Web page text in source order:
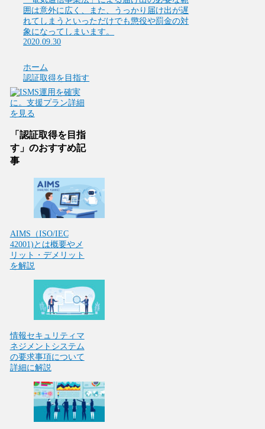
囲は意外に広く、また、うっかり届け出が遅
れてしまうといっただけでも懲役や罰金の対
象になってしまいます。
2020.09.30
ホーム
認証取得を目指す
「認証取得を目指
す」のおすすめ記
事
AIMS（ISO/IEC
42001)とは概要やメ
リット・デメリット
を解説
情報セキュリティマ
ネジメントシステム
の要求事項について
詳細に解説